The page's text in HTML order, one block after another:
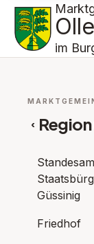
im
‹
Güssinig
Friedhof